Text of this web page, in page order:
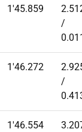
1'45.859
/
1'46.272
/
1'46.554